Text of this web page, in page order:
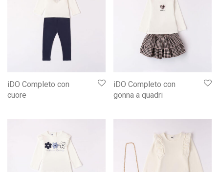
iDO Completo con
cuore
iDO Completo con
gonna a quadri